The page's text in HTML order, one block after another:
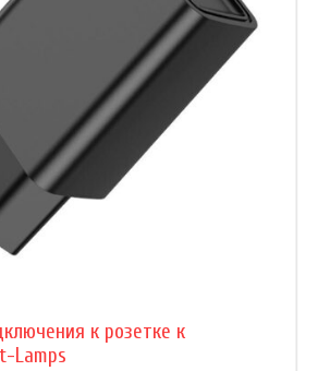
к розетке к
Lamps